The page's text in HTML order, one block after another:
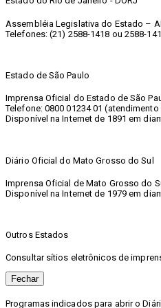
Assembléia Legislativa do Estado –
Telefones: (21) 2588-1418 ou 2588-
Estado de São Paulo
Imprensa Oficial do Estado de São
Telefone: 0800 01234 01 (atendimento
Disponível na Internet de 1891 em
Diário Oficial do Mato Grosso do Sul
Imprensa Oficial de Mato Grosso do
Disponível na Internet de 1979 em
Outros Estados
Consultar sítios eletrônicos de
Fechar
Programas indicados para abrir o